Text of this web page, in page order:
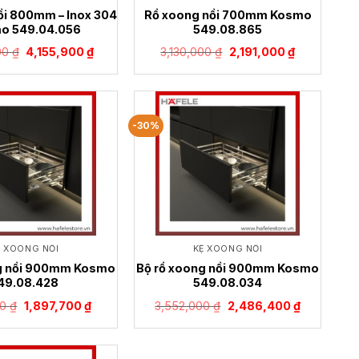
800mm – Inox 304
549.04.056
₫ Giá
gốc
là:
4,155,900₫Giá
tại
4,155,900 ₫.
Rổ xoong nồi 700mm Kosmo
549.08.865
3,130,000₫ Giá
gốc
là:
2,191,000₫Giá
hiện
tại
2,191,000 ₫.
XOONG NỒI
nồi 900mm Kosmo
₫ Giá
gốc
là:
1,897,700₫Giá
hiện
tại
1,897,700 ₫.
-30%
KỆ XOONG NỒI
Bộ rổ xoong nồi 900mm Kosmo
549.08.034
3,552,000₫ Giá
gốc
là:
2,486,400₫Giá
hiện
tại